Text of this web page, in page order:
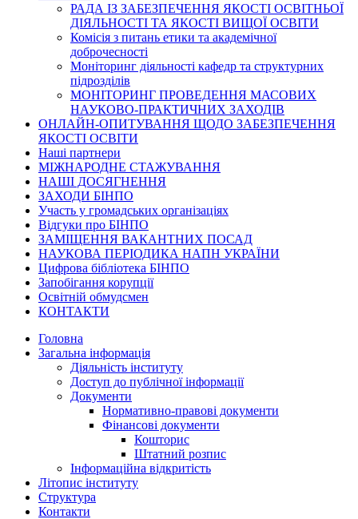
РАДА ІЗ ЗАБЕЗПЕЧЕННЯ ЯКОСТІ ОСВІТНЬОЇ
ДІЯЛЬНОСТІ ТА ЯКОСТІ ВИЩОЇ ОСВІТИ
Комісія з питань етики та академічної
доброчесності
Моніторинг діяльності кафедр та структурних
підрозділів
МОНІТОРИНГ ПРОВЕДЕННЯ МАСОВИХ
НАУКОВО-ПРАКТИЧНИХ ЗАХОДІВ
ОНЛАЙН-ОПИТУВАННЯ ЩОДО ЗАБЕЗПЕЧЕННЯ
ЯКОСТІ ОСВІТИ
Наші партнери
МІЖНАРОДНЕ СТАЖУВАННЯ
НАШІ ДОСЯГНЕННЯ
ЗАХОДИ БІНПО
Участь у громадських організаціях
Відгуки про БІНПО
ЗАМІЩЕННЯ ВАКАНТНИХ ПОСАД
НАУКОВА ПЕРІОДИКА НАПН УКРАЇНИ
Цифрова бібліотека БІНПО
Запобігання корупції
Освітній обмудсмен
КОНТАКТИ
Головна
Загальна інформація
Діяльність інституту
Доступ до публічної інформації
Документи
Нормативно-правові документи
Фінансові документи
Кошторис
Штатний розпис
Інформаційна відкритість
Літопис інституту
Структура
Контакти